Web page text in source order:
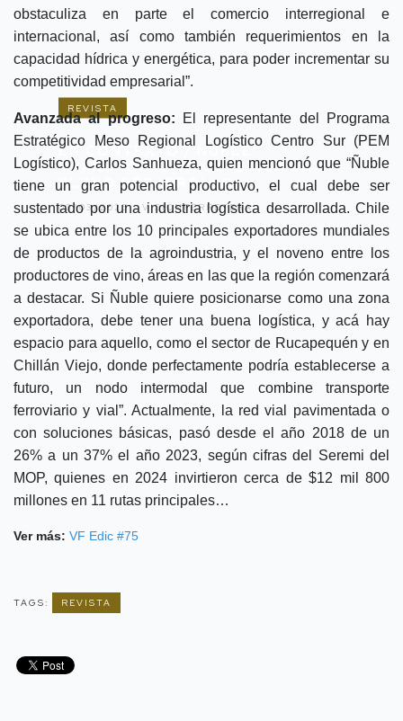
REVISTA
EN CONTEXTO / ÑUBLE:
TRANSPORTE Y LOGÍSTICA EN
PLENO DESARROLLO
03/03/2025 - VISIÓNFERRETERA
obstaculiza en parte el comercio interregional e
internacional, así como también requerimientos en la
capacidad hídrica y energética, para poder incrementar su
competitividad empresarial”.
Avanzada al progreso: El representante del Programa
Estratégico Meso Regional Logístico Centro Sur (PEM
Logístico), Carlos Sanhueza, quien mencionó que “Ñuble
tiene un gran potencial productivo, el cual debe ser
sustentado por una industria logística desarrollada. Chile
se ubica entre los 10 principales exportadores mundiales
de productos de la agroindustria, y el noveno entre los
productores de vino, áreas en las que la región comenzará
a destacar. Si Ñuble quiere posicionarse como una zona
exportadora, debe tener una buena logística, y acá hay
espacio para aquello, como el sector de Rucapequén y en
Chillán Viejo, donde perfectamente podría establecerse a
futuro, un nodo intermodal que combine transporte
ferroviario y vial”. Actualmente, la red vial pavimentada o
con soluciones básicas, pasó desde el año 2018 de un
26% a un 37% el año 2023, según cifras del Seremi del
MOP, quienes en 2024 invirtieron cerca de $12 mil 800
millones en 11 rutas principales…
Ver más: VF Edic #75
TAGS: REVISTA